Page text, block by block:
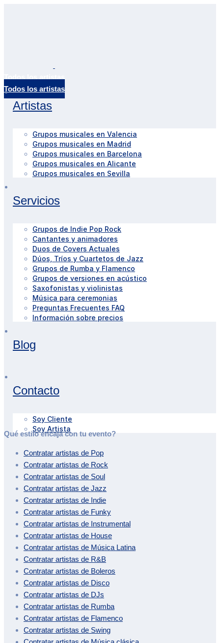
Artistas
Grupos musicales en Valencia
Grupos musicales en Madrid
Grupos musicales en Barcelona
Grupos musicales en Alicante
Grupos musicales en Sevilla
Servicios
Grupos de Indie Pop Rock
Cantantes y animadores
Duos de Covers Actuales
Dúos, Tríos y Cuartetos de Jazz
Grupos de Rumba y Flamenco
Grupos de versiones en acústico
Saxofonistas y violinistas
Música para ceremonias
Preguntas Frecuentes FAQ
Información sobre precios
Blog
Contacto
Soy Cliente
Soy Artista
Qué estilo encaja con tu evento?
Contratar artistas de Pop
Contratar artistas de Rock
Contratar artistas de Soul
Contratar artistas de Jazz
Contratar artistas de Indie
Contratar artistas de Funky
Contratar artistas de Instrumental
Contratar artistas de House
Contratar artistas de Música Latina
Contratar artistas de R&B
Contratar artistas de Boleros
Contratar artistas de Disco
Contratar artistas de DJs
Contratar artistas de Rumba
Contratar artistas de Flamenco
Contratar artistas de Swing